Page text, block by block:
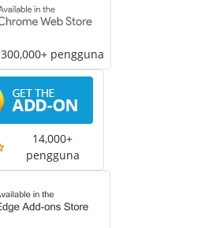
300,000+ pengguna
14,000+
pengguna